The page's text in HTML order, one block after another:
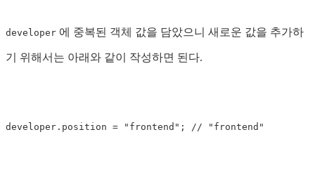
developer 에 중복된 객체 값을 담았으니 새로운 값을 추가하
기 위해서는 아래와 같이 작성하면 된다.
developer . position = "frontend" ; // "frontend"